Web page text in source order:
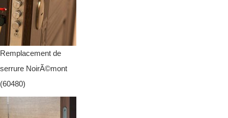
Remplacement de
serrure NoirÃ©mont
(60480)